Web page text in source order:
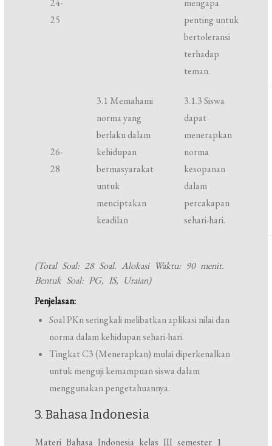
24-
25
mengapa
penting untuk
bertoleransi
terhadap
teman.
26-
28
3.1 Memahami
norma yang
berlaku dalam
kehidupan
bermasyarakat
untuk
menciptakan
keadilan
3.1.3 Siswa
dapat
menerapkan
norma
kesopanan
dalam
percakapan
sehari-hari.
(Total Soal: 28 Soal. Alokasi Waktu: 90 menit.
Bentuk Soal: PG, IS, Uraian)
Penjelasan:
Soal PKn seringkali melibatkan aplikasi nilai dan
norma dalam kehidupan sehari-hari.
Tingkat C3 (Menerapkan) mulai diperkenalkan
untuk menguji kemampuan siswa dalam
menggunakan pengetahuannya.
3. Bahasa Indonesia
Materi Bahasa Indonesia kelas III semester 1